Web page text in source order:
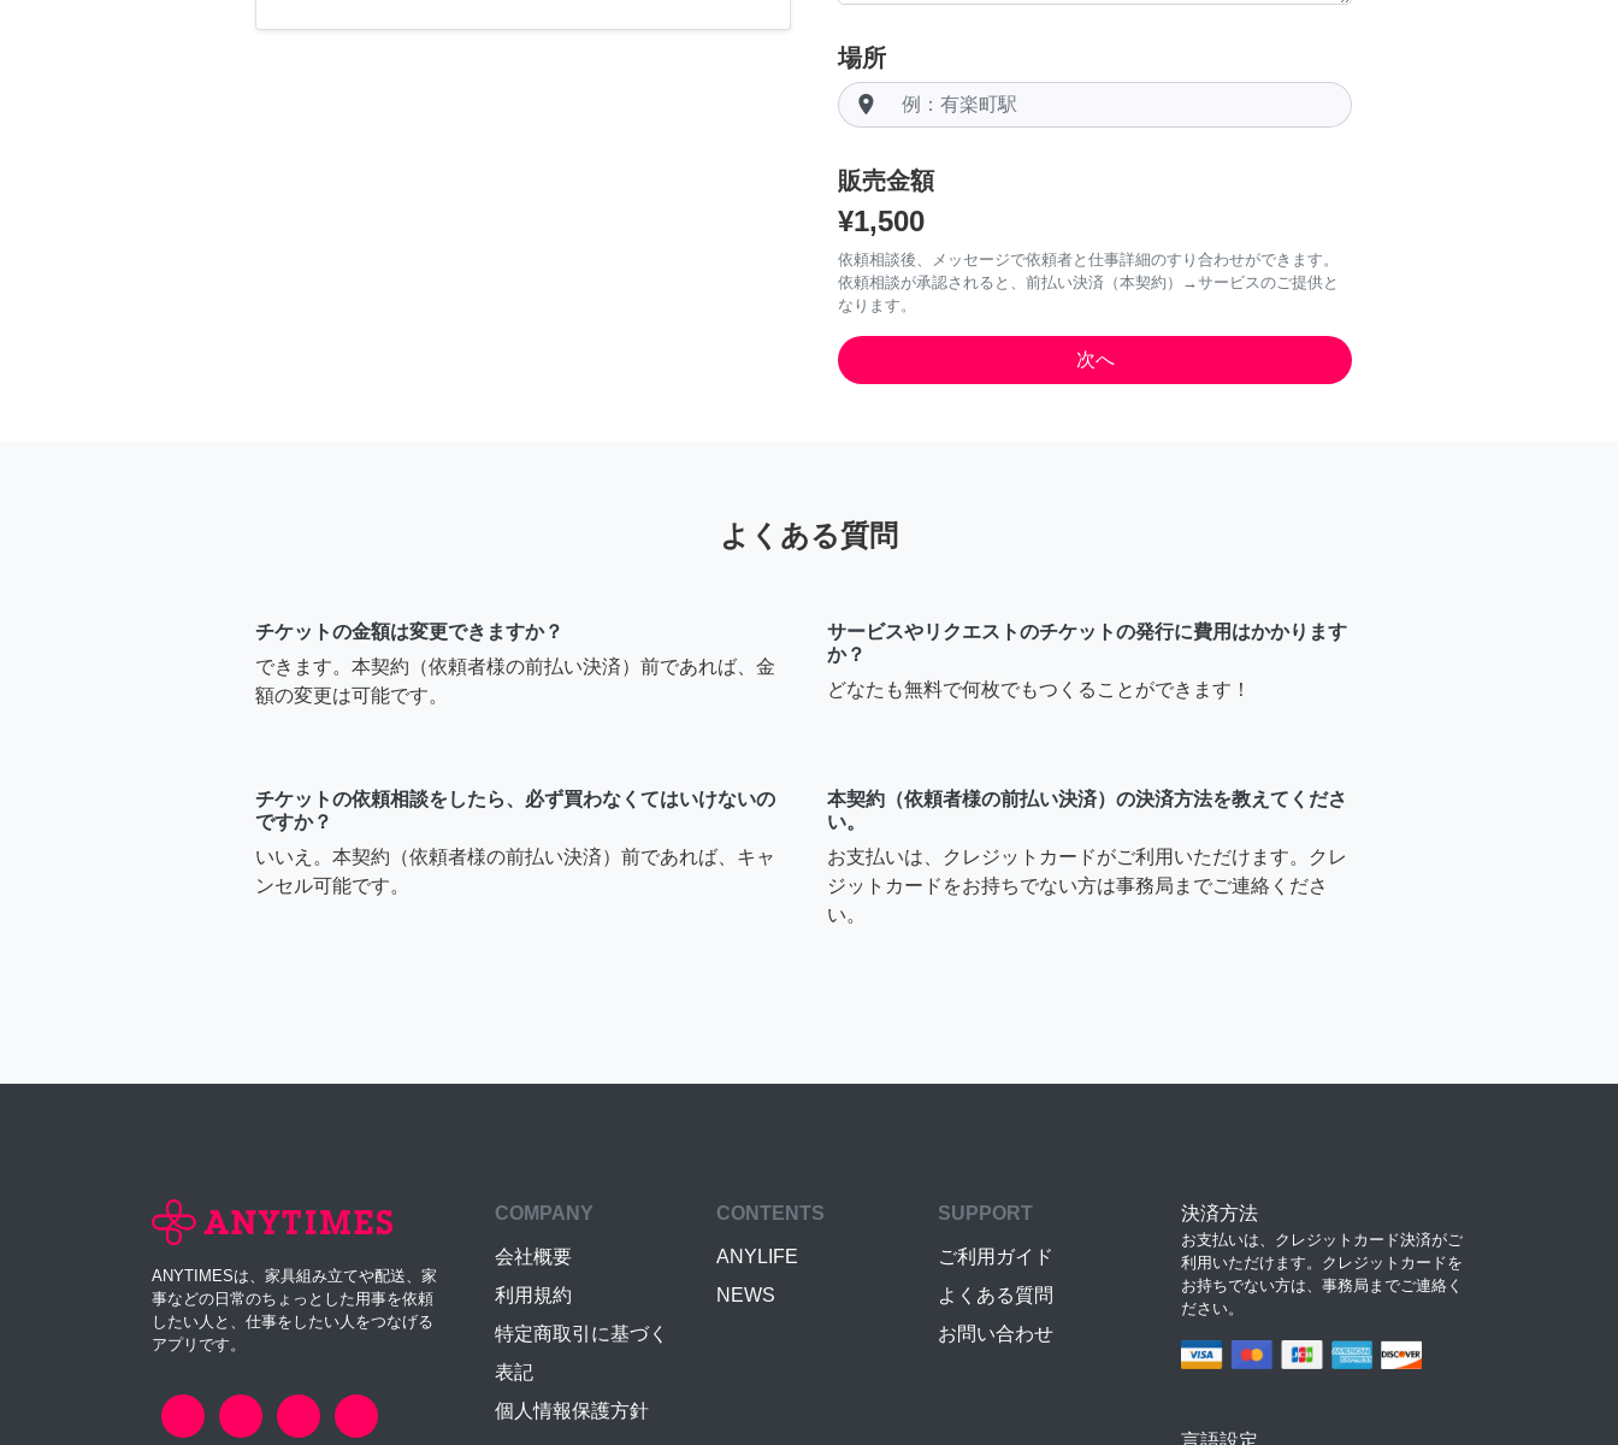
場所
room
販売金額
¥1,500
依頼相談後、メッセージで依頼者と仕事詳細のすり合わせができます。
依頼相談が承認されると、前払い決済（本契約）→サービスのご提供と
なります。
よくある質問
チケットの金額は変更できますか？
できます。本契約（依頼者様の前払い決済）前であれば、金
額の変更は可能です。
サービスやリクエストのチケットの発行に費用はかかります
か？
どなたも無料で何枚でもつくることができます！
チケットの依頼相談をしたら、必ず買わなくてはいけないの
ですか？
いいえ。本契約（依頼者様の前払い決済）前であれば、キャ
ンセル可能です。
本契約（依頼者様の前払い決済）の決済方法を教えてくださ
い。
お支払いは、クレジットカードがご利用いただけます。クレ
ジットカードをお持ちでない方は事務局までご連絡くださ
い。
ANYTIMESは、家具組み立てや配送、家
事などの日常のちょっとした用事を依頼
したい人と、仕事をしたい人をつなげる
アプリです。
COMPANY
会社概要
利用規約
特定商取引に基づく
表記
個人情報保護方針
CONTENTS
ANYLIFE
NEWS
SUPPORT
ご利用ガイド
よくある質問
お問い合わせ
決済方法
お支払いは、クレジットカード決済がご
利用いただけます。クレジットカードを
お持ちでない方は、事務局までご連絡く
ださい。
言語設定